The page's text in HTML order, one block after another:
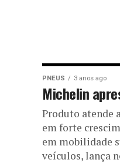
PNEUS 3 anos ago
Michelin
Produto atende
em forte
em mobilidade
veículos, lança